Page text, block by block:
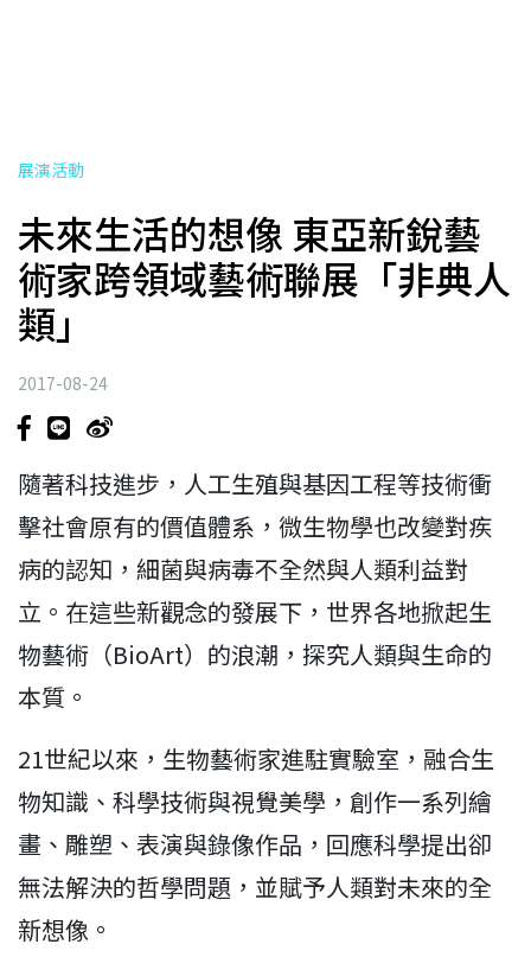
展演活動
未來生活的想像 東亞新銳藝
術家跨領域藝術聯展「非典人
類」
2017-08-24
隨著科技進步，人工生殖與基因工程等技術衝
擊社會原有的價值體系，微生物學也改變對疾
病的認知，細菌與病毒不全然與人類利益對
立。在這些新觀念的發展下，世界各地掀起生
物藝術（BioArt）的浪潮，探究人類與生命的
本質。
21世紀以來，生物藝術家進駐實驗室，融合生
物知識、科學技術與視覺美學，創作一系列繪
畫、雕塑、表演與錄像作品，回應科學提出卻
無法解決的哲學問題，並賦予人類對未來的全
新想像。